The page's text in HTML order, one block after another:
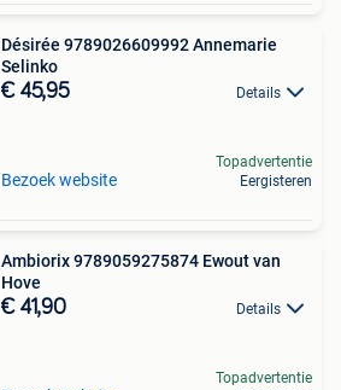
Désirée 9789026609992 Annemarie
Selinko
€ 45,95 Details
Bezoek website
Topadvertentie
Eergisteren
Ambiorix 9789059275874 Ewout van
Hove
€ 41,90 Details
Topadvertentie